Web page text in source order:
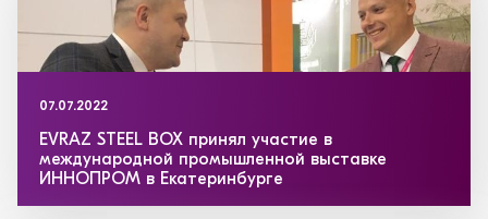
07.07.2022
EVRAZ STEEL BOX принял участие в
международной промышленной выставке
ИННОПРОМ в Екатеринбурге